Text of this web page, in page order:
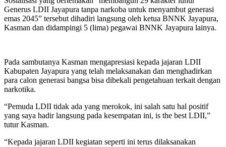
Generus LDII Jayapura tanpa narkoba untuk menyambut generasi
emas 2045” tersebut dihadiri langsung oleh ketua BNNK Jayapura,
Kasman dan didampingi 5 (lima) pegawai BNNK Jayapura lainya.
Pada sambutanya Kasman mengapresiasi kepada jajaran LDII
Kabupaten Jayapura yang telah melaksanakan dan menghadirkan
para calon generasi bangsa bisa dibekali pengetahuan terkait dengan
narkotika.
“Pemuda LDII tidak ada yang merokok, ini salah satu hal positif
yang saya hadir langsung pada kesempatan ini, is the best LDII,”
tutur Kasman.
“Kepada jajaran LDII kegiatan seperti ini terus dilaksanakan